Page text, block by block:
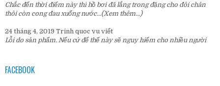
Chắc đến thời điểm này thì hồ bơi đã lắng trong đặng cho đôi chân
thôi còn cong đau xuống nước...(Xem thêm...)
24 tháng 4, 2019 Trinh quoc vu viết
Lỗi do sản phẩm. Nếu cứ để thế này sẽ nguy hiểm cho nhiều người
FACEBOOK